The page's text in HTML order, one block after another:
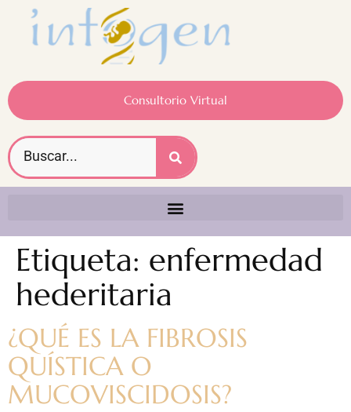
Consultorio Virtual
Etiqueta: enfermedad
hederitaria
¿QUÉ ES LA FIBROSIS
QUÍSTICA O
MUCOVISCIDOSIS?